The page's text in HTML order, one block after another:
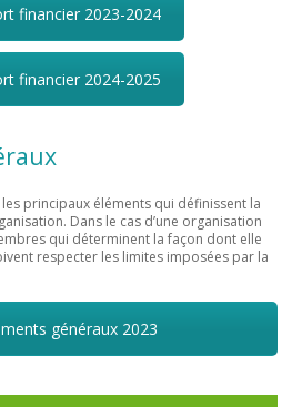
financier 2023-2024
financier 2024-2025
principaux éléments qui définissent la
Dans le cas d’une organisation
qui déterminent la façon dont elle
respecter les limites imposées par la
généraux 2023